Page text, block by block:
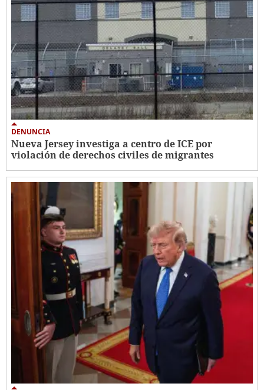
DENUNCIA
Nueva Jersey investiga a centro de ICE por
violación de derechos civiles de migrantes